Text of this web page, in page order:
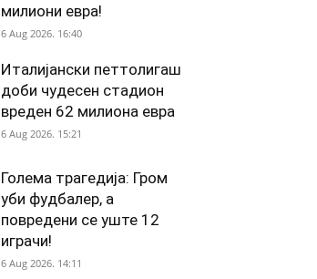
милиони евра!
6 Aug 2026. 16:40
Италијански петтолигаш
доби чудесен стадион
вреден 62 милиона евра
6 Aug 2026. 15:21
Голема трагедија: Гром
уби фудбалер, а
повредени се уште 12
играчи!
6 Aug 2026. 14:11